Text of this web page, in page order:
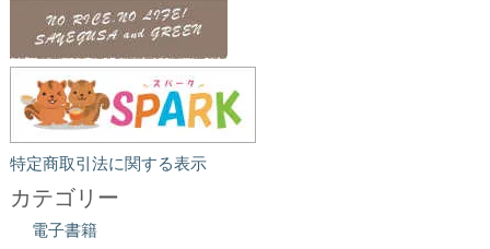
特定商取引法に関する表示
カテゴリー
電子書籍